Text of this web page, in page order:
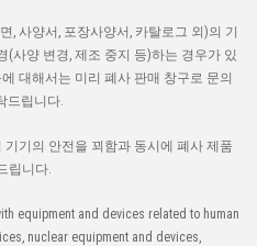
, 사양서, 포장사양서, 카탈로그 외)의 기
사양 변경, 제조 중지 등)하는 경우가 있
대해서는 미리 폐사 판매 창구로 문의
드립니다.
기의 안전을 꾀함과 동시에 폐사 제품
립니다.
equipment and devices related to human
nuclear equipment and devices,